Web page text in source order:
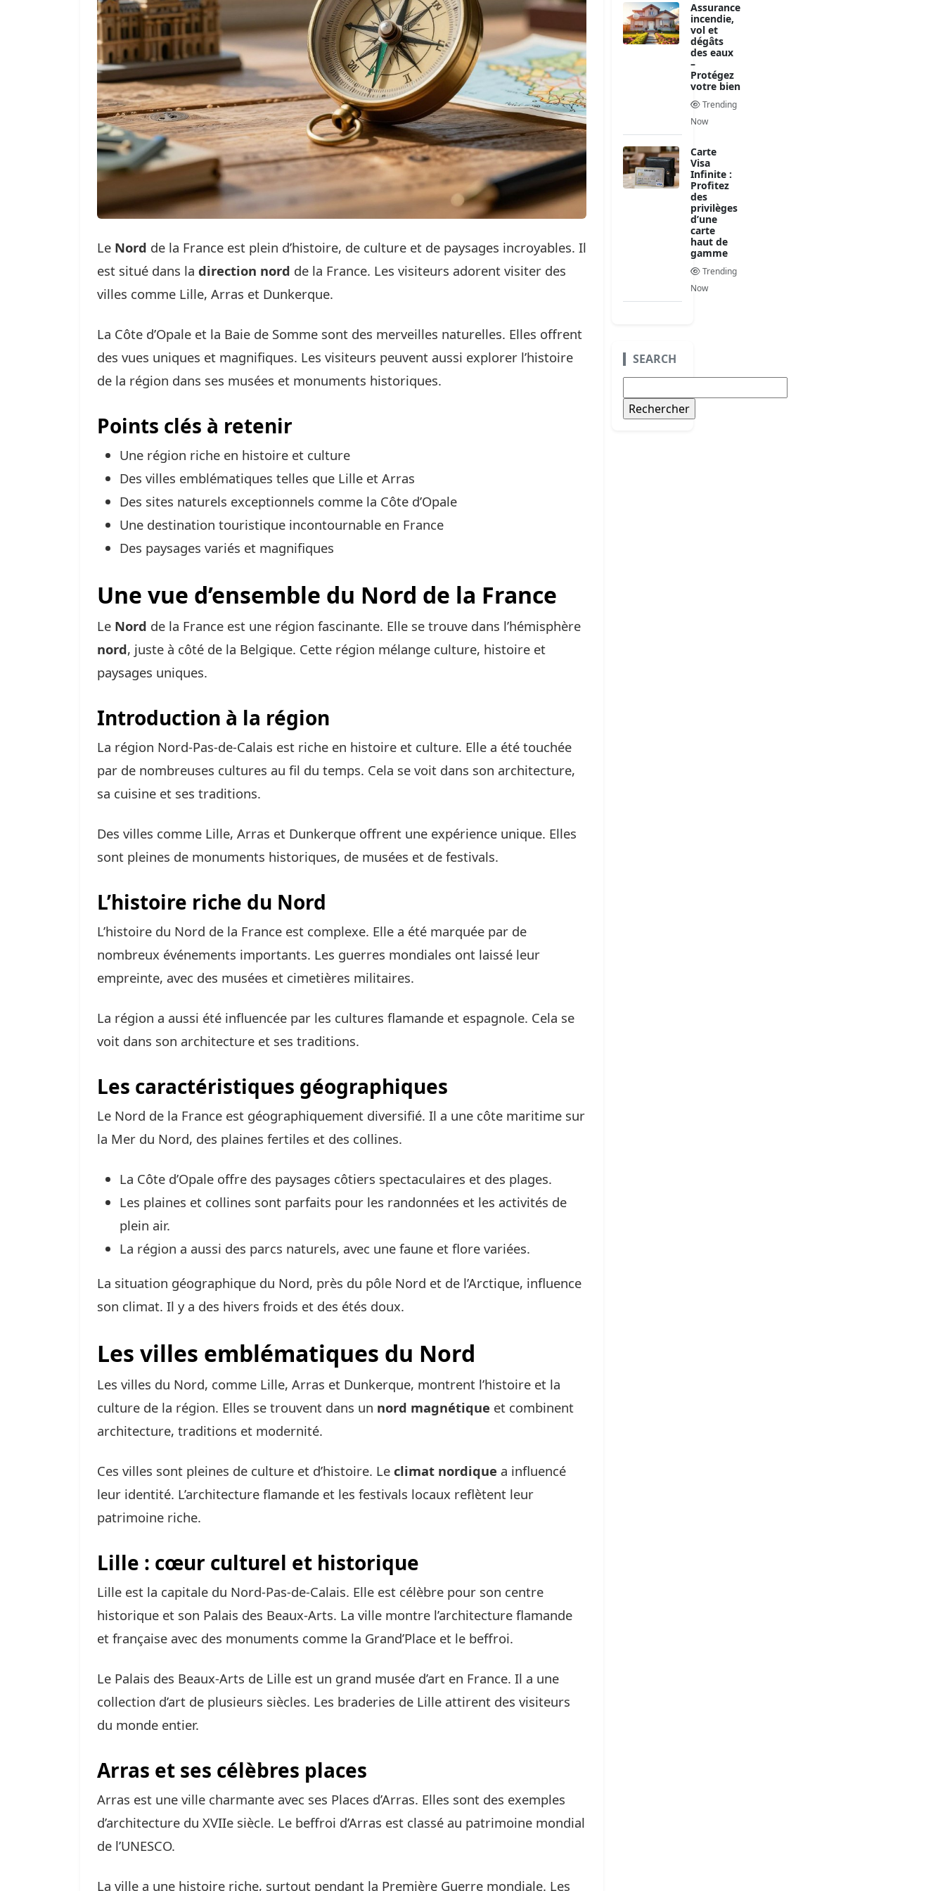
Le Nord de la France est plein d’histoire, de culture et de paysages incroyables. Il
est situé dans la direction nord de la France. Les visiteurs adorent visiter des
villes comme Lille, Arras et Dunkerque.
La Côte d’Opale et la Baie de Somme sont des merveilles naturelles. Elles offrent
des vues uniques et magnifiques. Les visiteurs peuvent aussi explorer l’histoire
de la région dans ses musées et monuments historiques.
Points clés à retenir
Une région riche en histoire et culture
Des villes emblématiques telles que Lille et Arras
Des sites naturels exceptionnels comme la Côte d’Opale
Une destination touristique incontournable en France
Des paysages variés et magnifiques
Une vue d’ensemble du Nord de la France
Le Nord de la France est une région fascinante. Elle se trouve dans l’hémisphère
nord, juste à côté de la Belgique. Cette région mélange culture, histoire et
paysages uniques.
Introduction à la région
La région Nord-Pas-de-Calais est riche en histoire et culture. Elle a été touchée
par de nombreuses cultures au fil du temps. Cela se voit dans son architecture,
sa cuisine et ses traditions.
Des villes comme Lille, Arras et Dunkerque offrent une expérience unique. Elles
sont pleines de monuments historiques, de musées et de festivals.
L’histoire riche du Nord
L’histoire du Nord de la France est complexe. Elle a été marquée par de
nombreux événements importants. Les guerres mondiales ont laissé leur
empreinte, avec des musées et cimetières militaires.
La région a aussi été influencée par les cultures flamande et espagnole. Cela se
voit dans son architecture et ses traditions.
Les caractéristiques géographiques
Le Nord de la France est géographiquement diversifié. Il a une côte maritime sur
la Mer du Nord, des plaines fertiles et des collines.
La Côte d’Opale offre des paysages côtiers spectaculaires et des plages.
Les plaines et collines sont parfaits pour les randonnées et les activités de
plein air.
La région a aussi des parcs naturels, avec une faune et flore variées.
La situation géographique du Nord, près du pôle Nord et de l’Arctique, influence
son climat. Il y a des hivers froids et des étés doux.
Les villes emblématiques du Nord
Les villes du Nord, comme Lille, Arras et Dunkerque, montrent l’histoire et la
culture de la région. Elles se trouvent dans un nord magnétique et combinent
architecture, traditions et modernité.
Ces villes sont pleines de culture et d’histoire. Le climat nordique a influencé
leur identité. L’architecture flamande et les festivals locaux reflètent leur
patrimoine riche.
Lille : cœur culturel et historique
Lille est la capitale du Nord-Pas-de-Calais. Elle est célèbre pour son centre
historique et son Palais des Beaux-Arts. La ville montre l’architecture flamande
et française avec des monuments comme la Grand’Place et le beffroi.
Le Palais des Beaux-Arts de Lille est un grand musée d’art en France. Il a une
collection d’art de plusieurs siècles. Les braderies de Lille attirent des visiteurs
du monde entier.
Arras et ses célèbres places
Arras est une ville charmante avec ses Places d’Arras. Elles sont des exemples
d’architecture du XVIIe siècle. Le beffroi d’Arras est classé au patrimoine mondial
de l’UNESCO.
La ville a une histoire riche, surtout pendant la Première Guerre mondiale. Les
Assurance
incendie,
vol et
dégâts
des eaux
–
Protégez
votre bien
Trending
Now
Carte
Visa
Infinite :
Profitez
des
privilèges
d’une
carte
haut de
gamme
Trending
Now
SEARCH